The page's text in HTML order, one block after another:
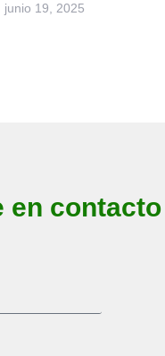
junio 19, 2025
en